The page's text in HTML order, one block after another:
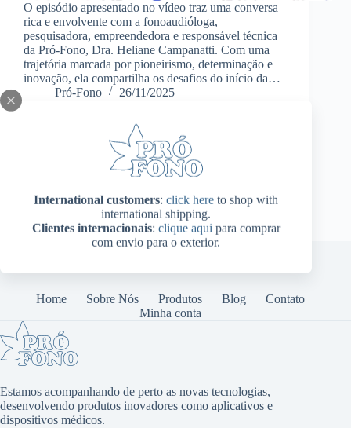
International customers: click here to shop with
international shipping.
Clientes internacionais: clique aqui para comprar
com envio para o exterior.
O episódio apresentado no vídeo traz uma conversa
rica e envolvente com a fonoaudióloga,
pesquisadora, empreendedora e responsável técnica
da Pró-Fono, Dra. Heliane Campanatti. Com uma
trajetória marcada por pioneirismo, determinação e
inovação, ela compartilha os desafios do início da…
Pró-Fono
26/11/2025
Home Sobre Nós Produtos Blog
Contato
Minha conta
Estamos acompanhando de perto as novas tecnologias,
desenvolvendo produtos inovadores como aplicativos e
dispositivos médicos.